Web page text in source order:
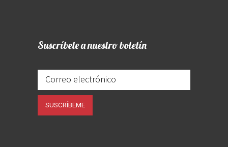
Suscríbete a nuestro boletín